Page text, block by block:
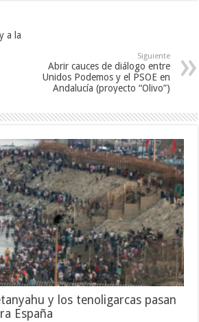
a la
Siguiente
Abrir cauces de diálogo entre
Unidos Podemos y el PSOE en
Andalucía (proyecto “Olivo”)
y los tenoligarcas pasan
España